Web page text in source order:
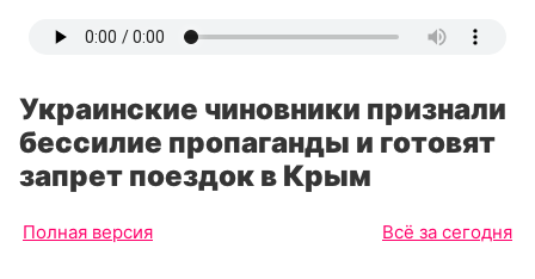
Украинские чиновники признали
бессилие пропаганды и готовят
запрет поездок в Крым
Полная версия Всё за сегодня